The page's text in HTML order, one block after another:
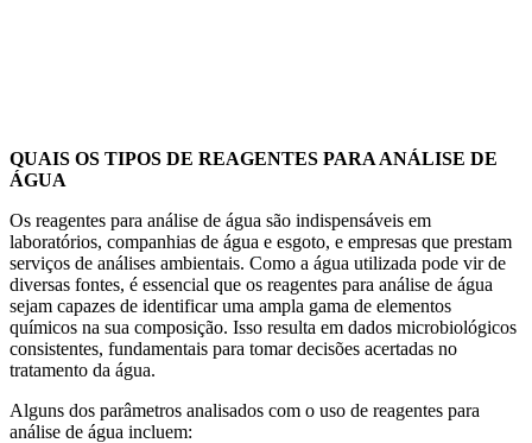
QUAIS OS TIPOS DE REAGENTES PARA ANÁLISE DE
ÁGUA
Os reagentes para análise de água são indispensáveis em
laboratórios, companhias de água e esgoto, e empresas que prestam
serviços de análises ambientais. Como a água utilizada pode vir de
diversas fontes, é essencial que os reagentes para análise de água
sejam capazes de identificar uma ampla gama de elementos
químicos na sua composição. Isso resulta em dados microbiológicos
consistentes, fundamentais para tomar decisões acertadas no
tratamento da água.
Alguns dos parâmetros analisados com o uso de reagentes para
análise de água incluem: